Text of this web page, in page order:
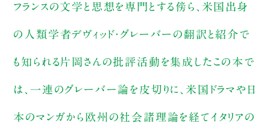
フランスの文学と思想を専門とする傍ら、米国出身
の人類学者デヴィッド・グレーバーの翻訳と紹介で
も知られる片岡さんの批評活動を集成したこの本で
は、一連のグレーバー論を皮切りに、米国ドラマや日
本のマンガから欧州の社会諸理論を経てイタリアの